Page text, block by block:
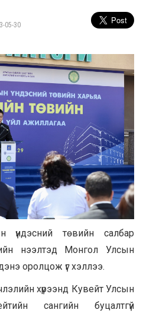
05-30
үндэсний төвийн салбар
нээлтэд Монгол Улсын
оролцож үг хэллээ.
хүрээнд Кувейт Улсын
сангийн буцалтгүй